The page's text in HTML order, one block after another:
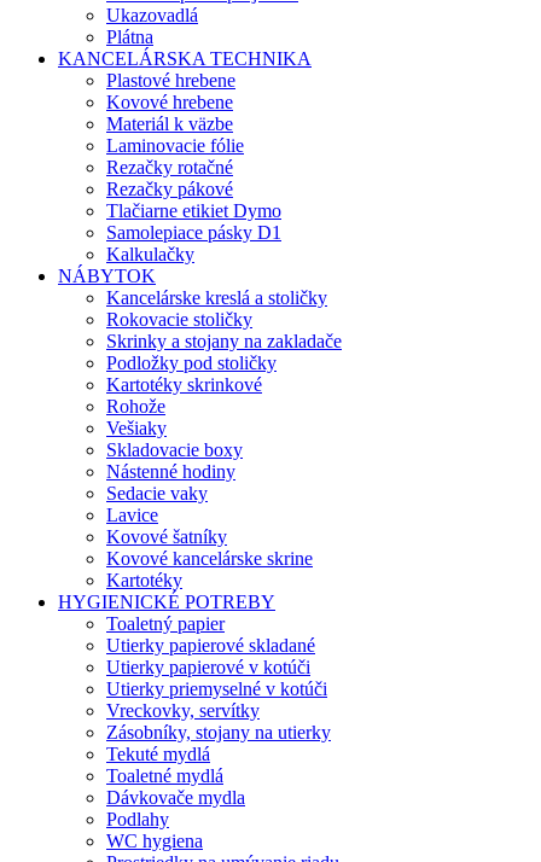
Ukazovadlá
Plátna
KANCELÁRSKA TECHNIKA
Plastové hrebene
Kovové hrebene
Materiál k väzbe
Laminovacie fólie
Rezačky rotačné
Rezačky pákové
Tlačiarne etikiet Dymo
Samolepiace pásky D1
Kalkulačky
NÁBYTOK
Kancelárske kreslá a stoličky
Rokovacie stoličky
Skrinky a stojany na zakladače
Podložky pod stoličky
Kartotéky skrinkové
Rohože
Vešiaky
Skladovacie boxy
Nástenné hodiny
Sedacie vaky
Lavice
Kovové šatníky
Kovové kancelárske skrine
Kartotéky
HYGIENICKÉ POTREBY
Toaletný papier
Utierky papierové skladané
Utierky papierové v kotúči
Utierky priemyselné v kotúči
Vreckovky, servítky
Zásobníky, stojany na utierky
Tekuté mydlá
Toaletné mydlá
Dávkovače mydla
Podlahy
WC hygiena